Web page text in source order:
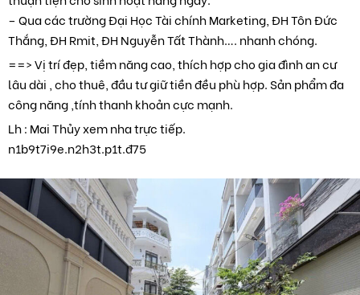
– Qua các trường Đại Học Tài chính Marketing, ĐH Tôn Đức
Thắng, ĐH Rmit, ĐH Nguyễn Tất Thành…. nhanh chóng.
==> Vị trí đẹp, tiềm năng cao, thích hợp cho gia đình an cư
lâu dài , cho thuê, đầu tư giữ tiền đều phù hợp. Sản phẩm đa
công năng ,tính thanh khoản cực mạnh.
Lh : Mai Thủy xem nha trực tiếp.
n1b9t7i9e.n2h3t.p1t.đ75